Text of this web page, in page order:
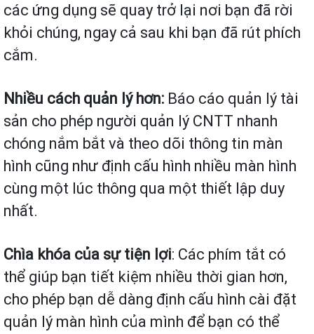
các ứng dụng sẽ quay trở lại nơi bạn đã rời
khỏi chúng, ngay cả sau khi bạn đã rút phích
cắm.
Nhiều cách quản lý hơn: Báo cáo quản lý tài
sản cho phép người quản lý CNTT nhanh
chóng nắm bắt và theo dõi thông tin màn
hình cũng như định cấu hình nhiều màn hình
cùng một lúc thông qua một thiết lập duy
nhất.
Chìa khóa của sự tiện lợi: Các phím tắt có
thể giúp bạn tiết kiệm nhiều thời gian hơn,
cho phép bạn dễ dàng định cấu hình cài đặt
quản lý màn hình của mình để bạn có thể